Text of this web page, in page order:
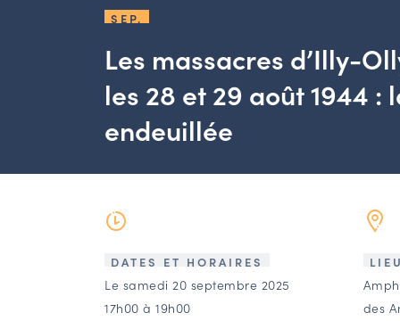
SEP.
Les massacres d’Illy-
les 28 et 29 août 1944 :
endeuillée
DATES ET HORAIRES
Le samedi 20 septembre 2025
17h00 à 19h00
des